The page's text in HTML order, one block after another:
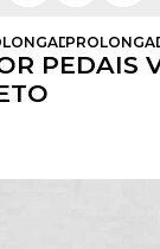
DE
PEDAIS